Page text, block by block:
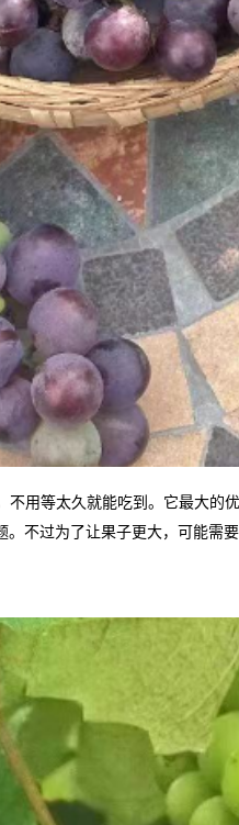
不用等太久就能吃到。它最大的
。不过为了让果子更大，可能需